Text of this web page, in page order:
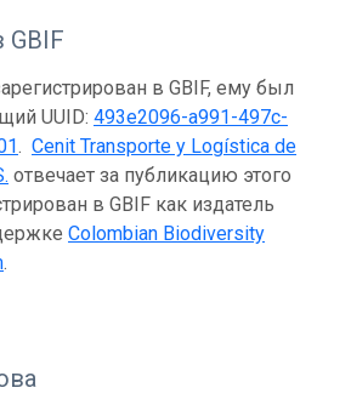
GBIF
в GBIF, ему был
UUID: 493e2096-a991-497c-
. Cenit Transporte y Logística de
отвечает за публикацию этого
в GBIF как издатель
Colombian Biodiversity
.